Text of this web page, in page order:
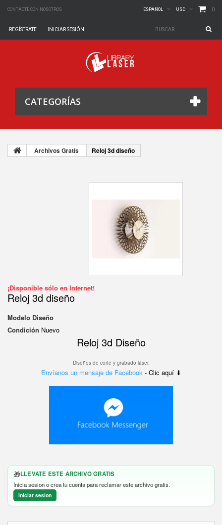
CONTACTE CON NOSOTROS 0
USD
ESPAÑOL
INICIAR SESIÓN
REGÍSTRATE
CATEGORÍAS
Archivos Gratis Reloj 3d diseño
¡Disponible sólo en Internet!
Reloj 3d diseño
Modelo Diseño
Condición Nuevo
Reloj 3d Diseño
Diseños de corte y grabado láser.
Envíanos un mensaje de Facebook - Clic aquí ⬇
🎁LLEVATE ESTE ARCHIVO GRATIS
Inicia sesion o crea tu cuenta para reclamar este archivo gratis.
Iniciar sesion